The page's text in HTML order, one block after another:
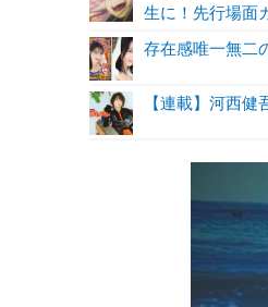
生に！先行場面
存在感唯一無二
【連載】河西健